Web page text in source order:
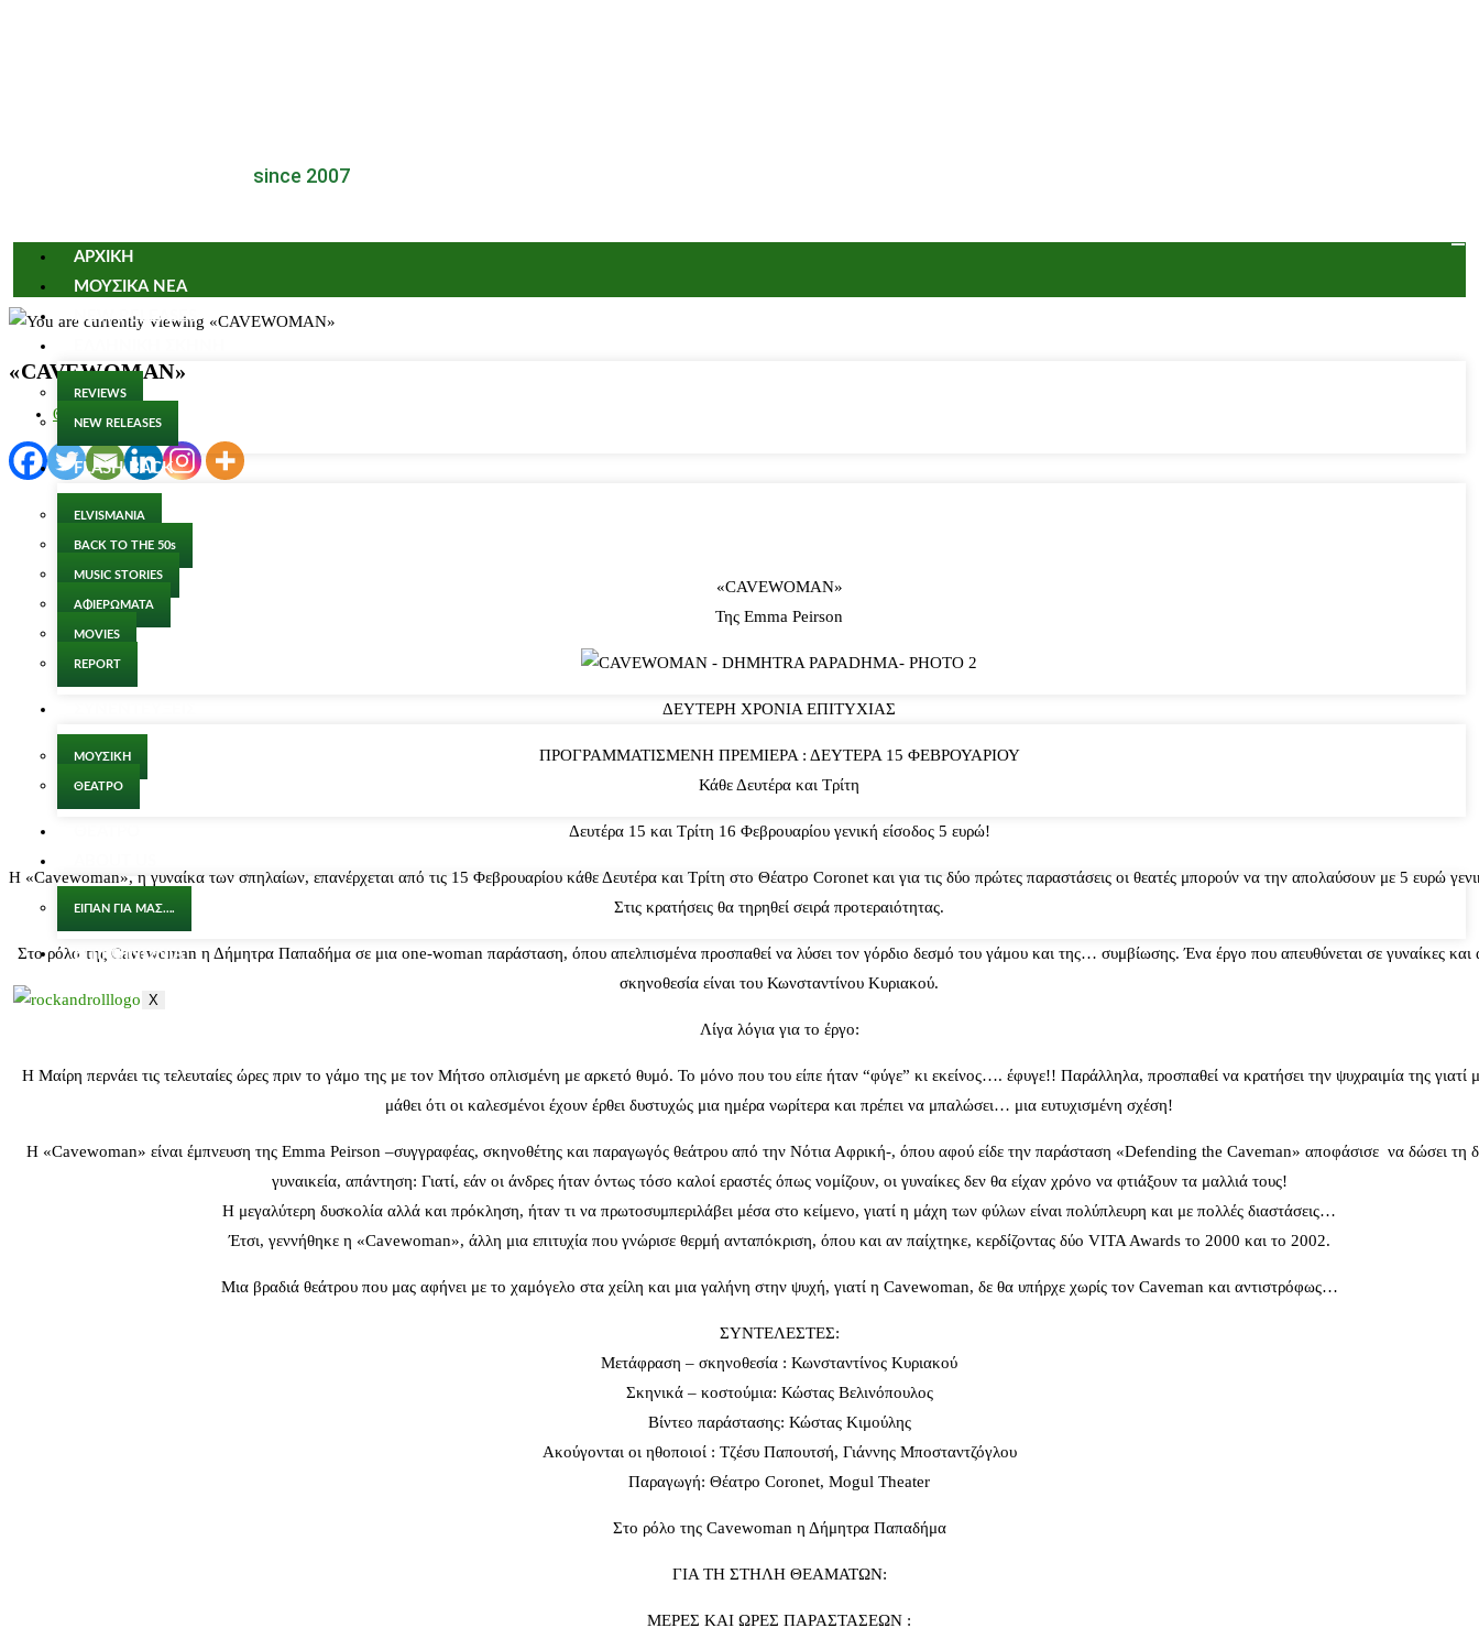
since 2007
ΑΡΧΙΚΗ
ΜΟΥΣΙΚΑ ΝΕΑ
NEW RELEASES
REVIEWS
NEW RELEASES
FLASH BACK
ELVISMANIA
BACK TO THE 50s
MUSIC STORIES
ΑΦΙΕΡΩΜΑΤΑ
MOVIES
REPORT
ΜΟΥΣΙΚΗ
ΘΕΑΤΡΟ
ΕΙΠΑΝ ΓΙΑ ΜΑΣ….
ΕΠΙΚΟΙΝΩΝΙΑ
X
«CAVEWOMAN»
ΘΕΑΤΡΟ
«CAVEWOMAN»
Της Emma Peirson
ΔΕΥΤΕΡΗ ΧΡΟΝΙΑ ΕΠΙΤΥΧΙΑΣ
ΠΡΟΓΡΑΜΜΑΤΙΣΜΕΝΗ ΠΡΕΜΙΕΡΑ : ΔΕΥΤΕΡΑ 15 ΦΕΒΡΟΥΑΡΙΟΥ
Κάθε Δευτέρα και Τρίτη
Δευτέρα 15 και Τρίτη 16 Φεβρουαρίου γενική είσοδος 5 ευρώ!
H «Cavewoman», η γυναίκα των σπηλαίων, επανέρχεται από τις 15 Φεβρουαρίου κάθε Δευτέρα και Τρίτη στο Θέατρο Coronet και για τις δύο πρώτες παραστάσεις οι θεατές μπορούν να την απολαύσουν με 5 ευρώ
Στις κρατήσεις θα τηρηθεί σειρά προτεραιότητας.
Στο ρόλο της Cavewoman η Δήμητρα Παπαδήμα σε μια one-woman παράσταση, όπου απελπισμένα προσπαθεί να λύσει τον γόρδιο δεσμό του γάμου και της… συμβίωσης. Ένα έργο που απευθύνεται σε γυναίκες και
σκηνοθεσία είναι του Κωνσταντίνου Κυριακού.
Λίγα λόγια για το έργο:
Η Μαίρη περνάει τις τελευταίες ώρες πριν το γάμο της με τον Μήτσο οπλισμένη με αρκετό θυμό. Το μόνο που του είπε ήταν “φύγε” κι εκείνος…. έφυγε!! Παράλληλα, προσπαθεί να κρατήσει την ψυχραιμία της γιατί
μάθει ότι οι καλεσμένοι έχουν έρθει δυστυχώς μια ημέρα νωρίτερα και πρέπει να μπαλώσει… μια ευτυχισμένη σχέση!
Η «Cavewoman» είναι έμπνευση της Emma Peirson –συγγραφέας, σκηνοθέτης και παραγωγός θεάτρου από την Νότια Αφρική-, όπου αφού είδε την παράσταση «Defending the Caveman» αποφάσισε να δώσει τη
γυναικεία, απάντηση: Γιατί, εάν οι άνδρες ήταν όντως τόσο καλοί εραστές όπως νομίζουν, οι γυναίκες δεν θα είχαν χρόνο να φτιάξουν τα μαλλιά τους!
Η μεγαλύτερη δυσκολία αλλά και πρόκληση, ήταν τι να πρωτοσυμπεριλάβει μέσα στο κείμενο, γιατί η μάχη των φύλων είναι πολύπλευρη και με πολλές διαστάσεις…
Έτσι, γεννήθηκε η «Cavewoman», άλλη μια επιτυχία που γνώρισε θερμή ανταπόκριση, όπου και αν παίχτηκε, κερδίζοντας δύο VITA Awards το 2000 και το 2002.
Μια βραδιά θεάτρου που μας αφήνει με το χαμόγελο στα χείλη και μια γαλήνη στην ψυχή, γιατί η Cavewoman, δε θα υπήρχε χωρίς τον Caveman και αντιστρόφως…
ΣΥΝΤΕΛΕΣΤΕΣ:
Μετάφραση – σκηνοθεσία : Κωνσταντίνος Κυριακού
Σκηνικά – κοστούμια: Κώστας Βελινόπουλος
Βίντεο παράστασης: Κώστας Κιμούλης
Ακούγονται οι ηθοποιοί : Τζέσυ Παπουτσή, Γιάννης Μποσταντζόγλου
Παραγωγή: Θέατρο Coronet, Mogul Theater
Στο ρόλο της Cavewoman η Δήμητρα Παπαδήμα
ΓΙΑ ΤΗ ΣΤΗΛΗ ΘΕΑΜΑΤΩΝ:
ΜΕΡΕΣ ΚΑΙ ΩΡΕΣ ΠΑΡΑΣΤΑΣΕΩΝ :